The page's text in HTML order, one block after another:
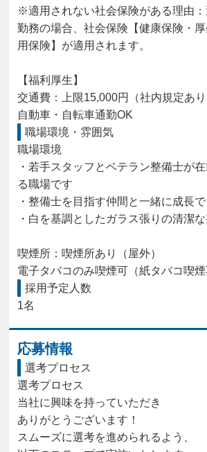
※適用されない社会保険がある理由
勤務の場合、社会保険【健康保険・
用保険】が適用されます。
【福利厚生】
交通費：上限15,000円（社内規定あり
自動車・自転車通勤OK
職場環境・雰囲気
職場環境
・若手スタッフとベテラン整備士が
る職場です
・整備士を目指す仲間と一緒に成長
・白を基調としたガラス張りの清潔
喫煙所：喫煙所あり（屋外）
電子タバコのみ喫煙可（紙タバコ喫煙
採用予定人数
1名
応募情報
選考プロセス
選考プロセス
当社に興味を持っていただき
ありがとうございます！
スムーズに選考を進められるよう、